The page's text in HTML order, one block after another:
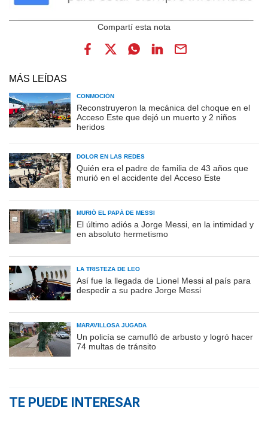
MÁS LEÍDAS
CONMOCIÓN
Reconstruyeron la mecánica del choque en el
Acceso Este que dejó un muerto y 2 niños
heridos
DOLOR EN LAS REDES
Quién era el padre de familia de 43 años que
murió en el accidente del Acceso Este
MURIÓ EL PAPÁ DE MESSI
El último adiós a Jorge Messi, en la intimidad y
en absoluto hermetismo
LA TRISTEZA DE LEO
Así fue la llegada de Lionel Messi al país para
despedir a su padre Jorge Messi
MARAVILLOSA JUGADA
Un policía se camufló de arbusto y logró hacer
74 multas de tránsito
TE PUEDE INTERESAR